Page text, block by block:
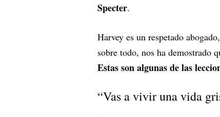
Specter.
Harvey es un respetado
sobre todo, nos ha demostrado
Estas son algunas de las
“Vas a vivir una vida